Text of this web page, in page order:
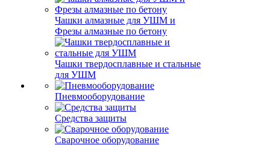
Чашки алмазные для УШМ и
Фрезы алмазные по бетону
Чашки твердосплавные и стальные
для УШМ
Пневмооборудование
Средства защиты
Сварочное оборудование